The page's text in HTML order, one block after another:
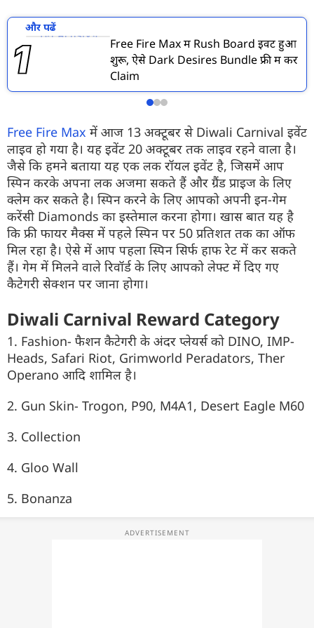
और पढें
Free Fire Max में Rush Board इवेंट हुआ
शुरू, ऐसे Dark Desires Bundle फ्री में करें
Claim
Free Fire Max में आज 13 अक्टूबर से Diwali Carnival इवेंट
लाइव हो गया है। यह इवेंट 20 अक्टूबर तक लाइव रहने वाला है।
जैसे कि हमने बताया यह एक लक रॉयल इवेंट है, जिसमें आप
स्पिन करके अपना लक अजमा सकते हैं और ग्रैंड प्राइज के लिए
क्लेम कर सकते है। स्पिन करने के लिए आपको अपनी इन-गेम
करेंसी Diamonds का इस्तेमाल करना होगा। खास बात यह है
कि फ्री फायर मैक्स में पहले स्पिन पर 50 प्रतिशत तक का ऑफ
मिल रहा है। ऐसे में आप पहला स्पिन सिर्फ हाफ रेट में कर सकते
हैं। गेम में मिलने वाले रिवॉर्ड के लिए आपको लेफ्ट में दिए गए
कैटेगरी सेक्शन पर जाना होगा।
Diwali Carnival Reward Category
1. Fashion- फैशन कैटेगरी के अंदर प्लेयर्स को DINO, IMP-
Heads, Safari Riot, Grimworld Peradators, Ther
Operano आदि शामिल है।
2. Gun Skin- Trogon, P90, M4A1, Desert Eagle M60
3. Collection
4. Gloo Wall
5. Bonanza